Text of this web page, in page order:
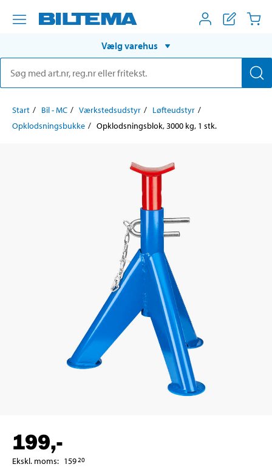
Vælg varehus
Start Bil - MC Værkstedsudstyr
Løfteudstyr
Opklodsningsbukke
Opklodsningsblok, 3000 kg, 1 stk.
199,-
Ekskl. moms: 15920